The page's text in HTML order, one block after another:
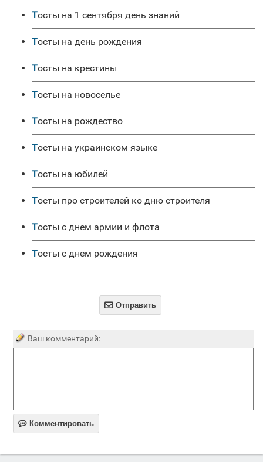
Тосты на 1 сентября день знаний
Тосты на день рождения
Тосты на крестины
Тосты на новоселье
Тосты на рождество
Тосты на украинском языке
Тосты на юбилей
Тосты про строителей ко дню строителя
Тосты с днем армии и флота
Тосты с днем рождения
 Отправить
Ваш комментарий:
 Комментировать